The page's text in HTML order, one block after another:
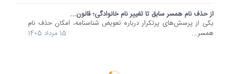
از حذف نام همسر سابق تا تغییر نام خانوادگی؛ قانون...
یکی از پرسش‌های پرتکرار درباره تعویض شناسنامه، امکان حذف نام
همسر...
15 مرداد 1405